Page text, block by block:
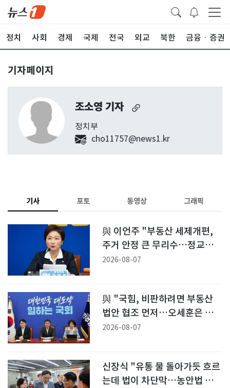
정치 사회 경제 국제 전국 외교 북한 금융ㆍ증권
기자페이지
조소영 기자
정치부
cho11757@news1.kr
기사 포토 동영상 그래픽
與 이언주 "부동산 세제개편,
주거 안정 큰 무리수…정교한
재검토 필요"
2026-08-07
與 "국힘, 비판하려면 부동산
법안 협조 먼저…오세훈은 공
급 억제기"
2026-08-07
신장식 "유통 물 돌아가듯 흐르
는데 법이 차단막…농안법 개